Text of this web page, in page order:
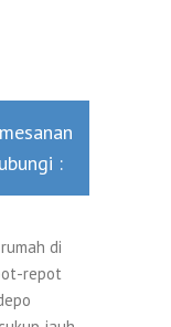
:
di
repot